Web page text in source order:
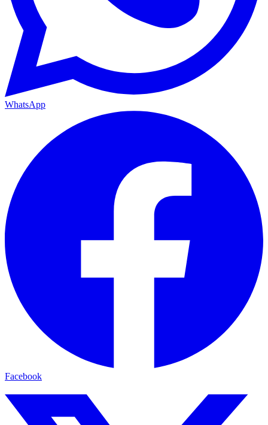
WhatsApp
Facebook